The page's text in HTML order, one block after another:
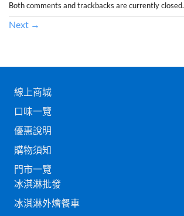
Both comments and trackbacks are currently closed.
Next →
線上商城
口味一覽
優惠說明
購物須知
門市一覽
冰淇淋批發
冰淇淋外燴餐車